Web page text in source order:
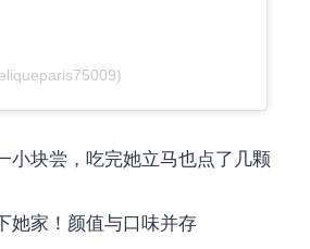
小块尝，吃完她立马也点了几颗
她家！颜值与口味并存